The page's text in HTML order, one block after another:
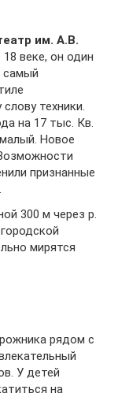
им. А.В.
веке, он один
самый
техники.
на 17 тыс. Кв.
Новое
признанные
300 м через р.
мирятся
рядом с
У детей
на